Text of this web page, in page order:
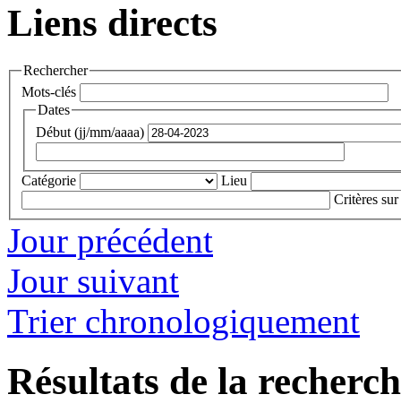
Liens directs
Rechercher
Mots-clés
Dates
Début (jj/mm/aaaa)
Catégorie
Lieu
Critères sur
Jour précédent
Jour suivant
Trier chronologiquement
Résultats de la